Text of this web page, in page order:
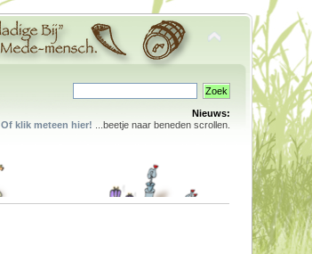
Nieuws:
Of klik meteen hier! ...beetje naar beneden scrollen.